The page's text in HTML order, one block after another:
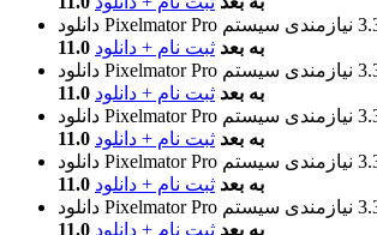
دانلود Pixelmator Pro
11.0 به بعد ثبت نام + دانلود
دانلود Pixelmator Pro
11.0 به بعد ثبت نام + دانلود
دانلود Pixelmator Pro
11.0 به بعد ثبت نام + دانلود
دانلود Pixelmator Pro
11.0 به بعد ثبت نام + دانلود
دانلود Pixelmator Pro
11.0 به بعد ثبت نام + دانلود